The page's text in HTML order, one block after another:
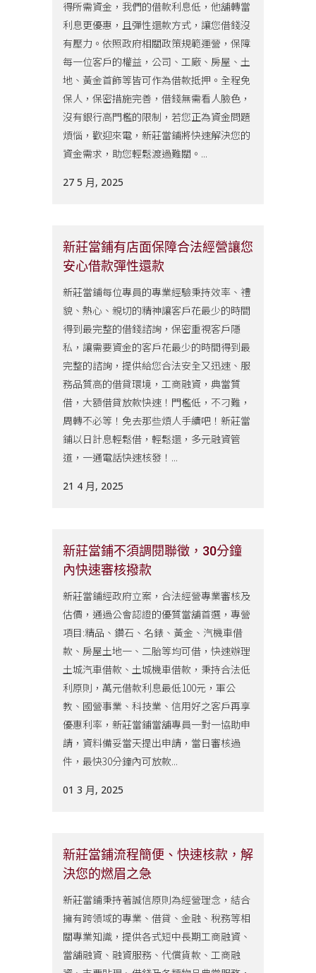
得所需資金，我們的借款利息低，他舖轉當
利息更優惠，且彈性還款方式，讓您借錢沒
有壓力。依照政府相關政策規範運營，保障
每一位客戶的權益，公司、工廠、房屋、土
地、黃金首飾等皆可作為借款抵押。全程免
保人，保密措施完善，借錢無需看人臉色，
沒有銀行高門檻的限制，若您正為資金問題
煩惱，歡迎來電，新莊當鋪將快速解決您的
資金需求，助您輕鬆渡過難關。...
27 5 月, 2025
新莊當鋪有店面保障合法經營讓您
安心借款彈性還款
新莊當鋪每位專員的專業經驗秉持效率、禮
貌、熱心、親切的精神讓客戶花最少的時間
得到最完整的借錢諮詢，保密重視客戶隱
私，讓需要資金的客戶花最少的時間得到最
完整的諮詢，提供給您合法安全又迅速、服
務品質高的借貸環境，工商融資，典當質
借，大額借貸放款快速！門檻低，不刁難，
周轉不必等！免去那些煩人手續吧！新莊當
鋪以日計息輕鬆借，輕鬆還，多元融資管
道，一通電話快速核發！...
21 4 月, 2025
新莊當鋪不須調閱聯徵，30分鐘
內快速審核撥款
新莊當鋪經政府立案，合法經營專業審核及
估價，通過公會認證的優質當舖首選，專營
項目:精品、鑽石、名錶、黃金、汽機車借
款、房屋土地一、二胎等均可借，快速辦理
土城汽車借款、土城機車借款，秉持合法低
利原則，萬元借款利息最低100元，軍公
教、國營事業、科技業、信用好之客戶再享
優惠利率，新莊當鋪當舖專員一對一協助申
請，資料備妥當天提出申請，當日審核過
件，最快30分鐘內可放款...
01 3 月, 2025
新莊當鋪流程簡便、快速核款，解
決您的燃眉之急
新莊當鋪秉持著誠信原則為經營理念，結合
擁有跨領域的專業、借貸、金融、稅務等相
關專業知識，提供各式短中長期工商融資、
當舖融資、融資服務、代償貨款、工商融